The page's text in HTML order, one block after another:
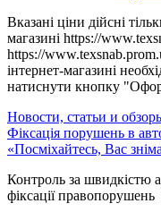
Вказані ціни дійсні
магазині https://
https://
інтернет-магазині
натиснути кнопку
Новости, статьи и
Фіксація порушень в
«Посміхайтесь, Вас
Контроль за швидкістю
фіксації